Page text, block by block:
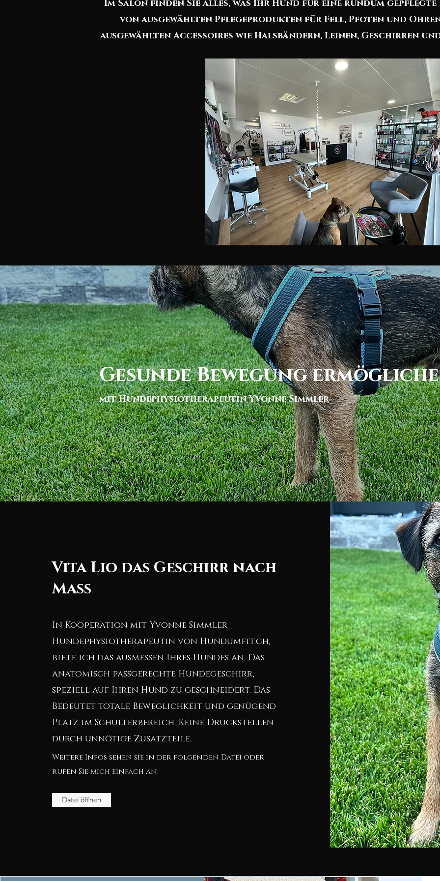
Im Salon finden Sie alles, was Ihr Hund für eine rundum
von ausgewählten Pflegeprodukten für Fell, Pfoten und
ausgewählten Accessoires wie Halsbändern, Leinen, Geschirren
Gesunde Bewegung
mit Hundephysiotherapeutin Yvonne Simmler
Vita Lio das Geschirr nach
Mass
In Kooperation mit Yvonne Simmler
Hundephysiotherapeutin von Hundumfit.ch,
biete ich das ausmessen Ihres Hundes an. Das
anatomisch passgerechte Hundegeschirr,
speziell auf Ihren Hund zu geschneidert. Das
Bedeutet totale Beweglichkeit und genügend
Platz im Schulterbereich. Keine Druckstellen
durch unnötige Zusatzteile.
Weitere Infos sehen sie in der folgenden Datei oder
rufen Sie mich einfach an.
Datei öffnen